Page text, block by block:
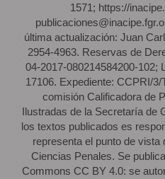
1571; https://
última actualización: Juan
2954-4963. Reservas de
04-2017-080214584200-102;
17106. Expediente: CCPRI/
comisión Calificadora de
Ilustradas de la Secretaría de
los textos publicados es
representa el punto de
Ciencias Penales. Se
Commons CC BY 4.0: se